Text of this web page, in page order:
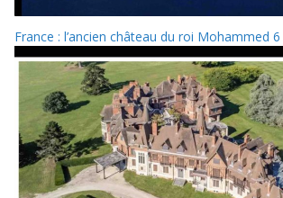
France : l’ancien château du roi Mohammed